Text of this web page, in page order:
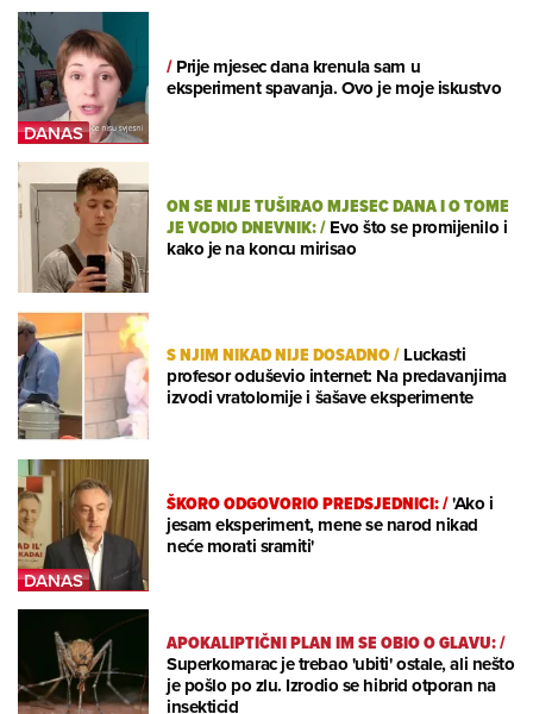
/Prije mjesec dana krenula sam u
eksperiment spavanja. Ovo je moje iskustvo
ON SE NIJE TUŠIRAO MJESEC DANA I O TOME
JE VODIO DNEVNIK:/Evo što se promijenilo i
kako je na koncu mirisao
S NJIM NIKAD NIJE DOSADNO/Luckasti
profesor oduševio internet: Na predavanjima
izvodi vratolomije i šašave eksperimente
ŠKORO ODGOVORIO PREDSJEDNICI:/'Ako i
jesam eksperiment, mene se narod nikad
neće morati sramiti'
APOKALIPTIČNI PLAN IM SE OBIO O GLAVU:/
Superkomarac je trebao 'ubiti' ostale, ali nešto
je pošlo po zlu. Izrodio se hibrid otporan na
insekticid